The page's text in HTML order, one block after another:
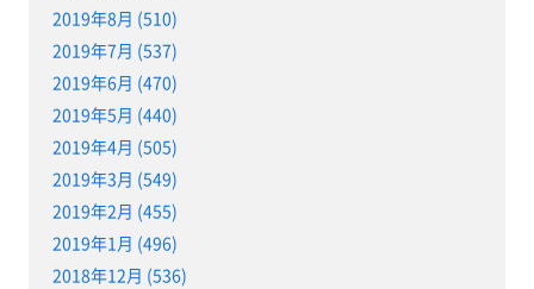
2019年8月 (510)
2019年7月 (537)
2019年6月 (470)
2019年5月 (440)
2019年4月 (505)
2019年3月 (549)
2019年2月 (455)
2019年1月 (496)
2018年12月 (536)